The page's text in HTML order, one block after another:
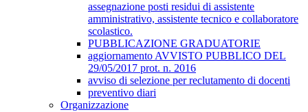
assegnazione posti residui di assistente
amministrativo, assistente tecnico e collaboratore
scolastico.
PUBBLICAZIONE GRADUATORIE
aggiornamento AVVISTO PUBBLICO DEL
29/05/2017 prot. n. 2016
avviso di selezione per reclutamento di docenti
preventivo diari
Organizzazione